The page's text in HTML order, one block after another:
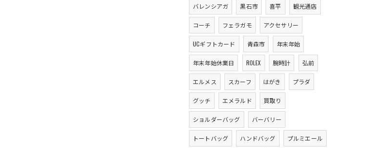
バレンシアガ 黒石市 喜平 観光通店
コーチ フェラガモ アクセサリー
UCギフトカード 青森市 年末年始
年末年始休業日 ROLEX 腕時計 弘前
エルメス スカーフ はがき プラダ
グッチ エメラルド 買取り
ショルダーバッグ バーバリー
トートバッグ ハンドバッグ プルミエール